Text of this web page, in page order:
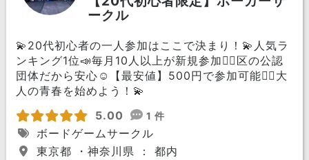
ークル
💫20代初心者の一人参加はここで決まり！💫人気ラ
ンキング1位📣毎月10人以上が新規参加🏃‍♀️区の公認
団体だから安心☺️【最安値】500円で参加可能🙆‍♀️大
人の青春を始めよう！💫
5.00
1 件
ボードゲームサークル
東京都 ・神奈川県 ： 都内